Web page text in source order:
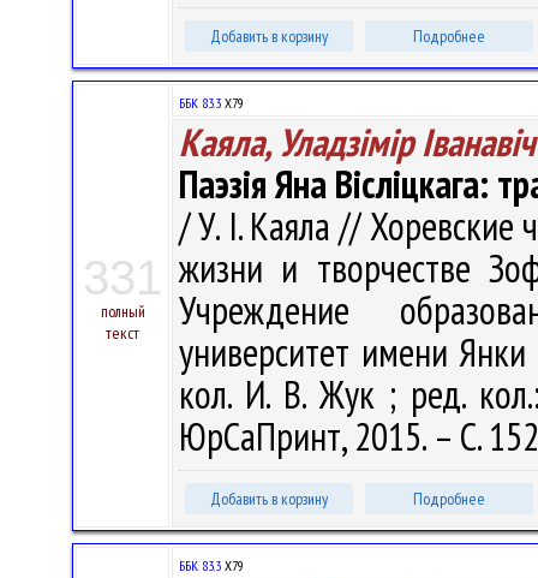
Добавить в корзину Подробнее
331
полный
текст
ББК 83.3 Х79
Каяла, Уладзiмiр Iванавiч
Паэзія Яна Вісліцкага:
/ У. I. Каяла // Хоревские
жизни и творчестве
Учреждение
университет имени
кол. И. В. Жук ; ред.
ЮрСаПринт, 2015. – С.
Добавить в корзину Подробнее
ББК 83.3 Х79